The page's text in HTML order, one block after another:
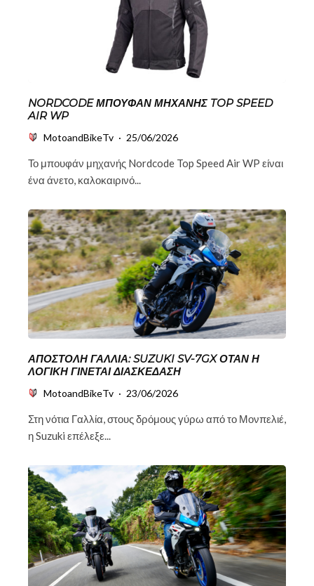
NORDCODE ΜΠΟΥΦΆΝ ΜΗΧΑΝΉΣ TOP SPEED
AIR WP
MotoandBikeTv · 25/06/2026
Το μπουφάν μηχανής Nordcode Top Speed Air WP είναι
ένα άνετο, καλοκαιρινό...
ΑΠΟΣΤΟΛΉ ΓΑΛΛΊΑ: SUZUKI SV-7GX ΌΤΑΝ Η
ΛΟΓΙΚΉ ΓΊΝΕΤΑΙ ΔΙΑΣΚΈΔΑΣΗ
MotoandBikeTv · 23/06/2026
Στη νότια Γαλλία, στους δρόμους γύρω από το Μονπελιέ,
η Suzuki επέλεξε...